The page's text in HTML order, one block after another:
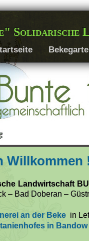
Solidarische
Willkommen
Landwirtschaft
– Bad Doberan –
an der Beke in
in Bandow